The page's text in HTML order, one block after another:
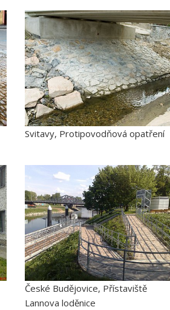
Svitavy, Protipovodňová opatření
České Budějovice, Přístaviště
Lannova loděnice